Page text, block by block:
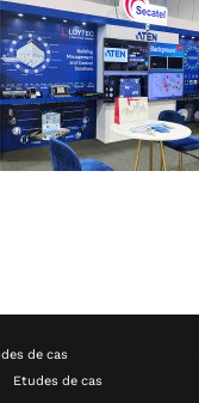
de cas
Etudes de cas